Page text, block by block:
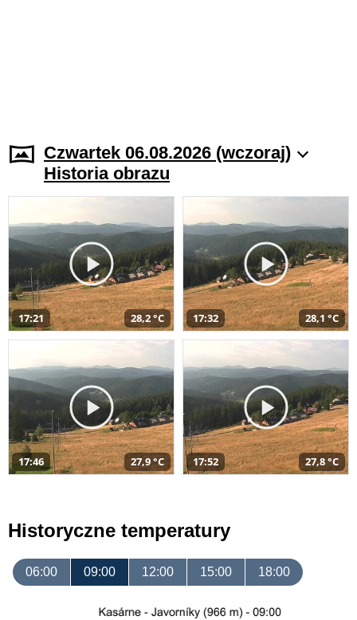
Czwartek 06.08.2026 (wczoraj)
Historia obrazu
17:21 28,2 °C 17:32 28,1 °C
17:46 27,9 °C 17:52 27,8 °C
Historyczne temperatury
06:00 09:00 12:00 15:00 18:00